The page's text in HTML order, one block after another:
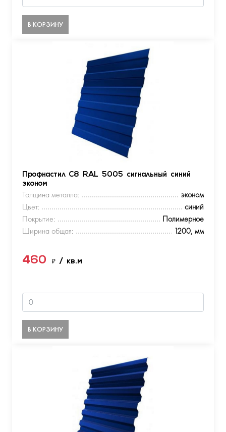
В КОРЗИНУ
Профнастил С8 RAL 5005 сигнальный синий
эконом
Толщина металла:
эконом
Цвет:
синий
Покрытие:
Полимерное
Ширина общая:
1200, мм
460 ₽ / кв.м
В КОРЗИНУ